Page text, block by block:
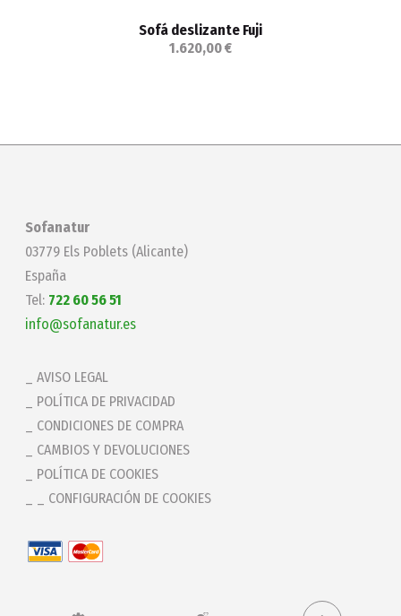
Sofá deslizante Fuji
1.620,00 €
Sofanatur
03779 Els Poblets (Alicante)
España
Tel: 722 60 56 51
info@sofanatur.es
AVISO LEGAL
POLÍTICA DE PRIVACIDAD
CONDICIONES DE COMPRA
CAMBIOS Y DEVOLUCIONES
POLÍTICA DE COOKIES
_ CONFIGURACIÓN DE COOKIES